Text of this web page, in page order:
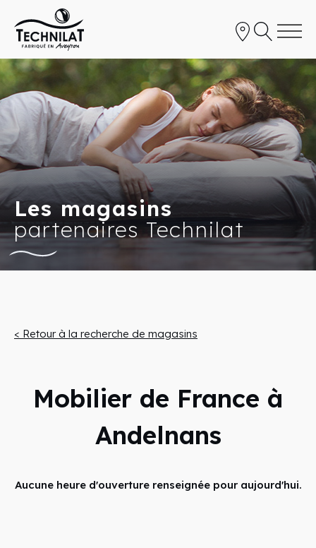
Les magasins
partenaires Technilat
< Retour à la recherche de magasins
Mobilier de France à
Andelnans
Aucune heure d'ouverture renseignée pour aujourd'hui.